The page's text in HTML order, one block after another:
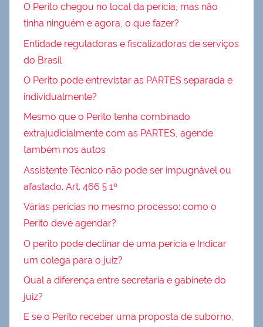
O Perito chegou no local da perícia, mas não
tinha ninguém e agora, o que fazer?
Entidade reguladoras e fiscalizadoras de serviços
do Brasil
O Perito pode entrevistar as PARTES separada e
individualmente?
Mesmo que o Perito tenha combinado
extrajudicialmente com as PARTES, agende
também nos autos
Assistente Técnico não pode ser impugnável ou
afastado. Art. 466 § 1º
Várias perícias no mesmo processo: como o
Perito deve agendar?
O perito pode declinar de uma perícia e Indicar
um colega para o juiz?
Qual a diferença entre secretaria e gabinete do
juiz?
E se o Perito receber uma proposta de suborno,